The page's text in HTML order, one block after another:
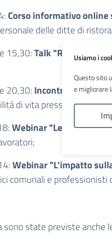
Corso informativo
delle ditte di
15,30:Talk "Rete WHP: i
20,30: Incontro "Family
di vita presso Corte
Webinar "Le malattie
Webinar "L'impatto
comunali e professionisti
state previste anche
Usiamo i
Questo sito
e migliorare